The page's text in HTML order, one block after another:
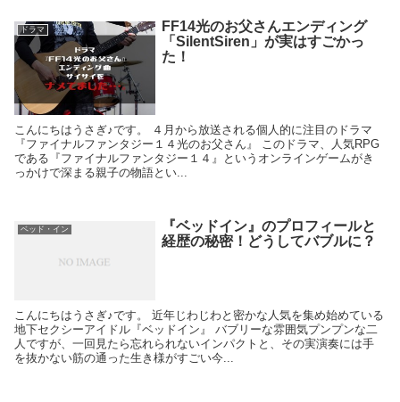
ドラマ
FF14光のお父さんエンディング
「SilentSiren」が実はすごかっ
た！
こんにちはうさぎ♪です。 ４月から放送される個人的に注目のドラマ
『ファイナルファンタジー１４光のお父さん』 このドラマ、人気RPG
である『ファイナルファンタジー１４』というオンラインゲームがき
っかけで深まる親子の物語とい...
ベッド・イン
『ベッドイン』のプロフィールと
経歴の秘密！どうしてバブルに？
こんにちはうさぎ♪です。 近年じわじわと密かな人気を集め始めている
地下セクシーアイドル『ベッドイン』 バブリーな雰囲気プンプンな二
人ですが、一回見たら忘れられないインパクトと、その実演奏には手
を抜かない筋の通った生き様がすごい今...